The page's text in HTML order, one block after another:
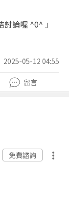
討論喔 ^0^ ｣
2025-05-12 04:55
留言
免費諮詢